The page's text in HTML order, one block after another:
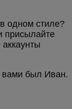
одном стиле?
присылайте
был Иван.